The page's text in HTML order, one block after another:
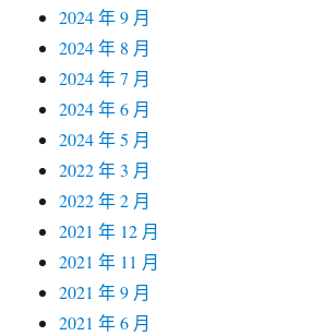
2024 年 9 月
2024 年 8 月
2024 年 7 月
2024 年 6 月
2024 年 5 月
2022 年 3 月
2022 年 2 月
2021 年 12 月
2021 年 11 月
2021 年 9 月
2021 年 6 月